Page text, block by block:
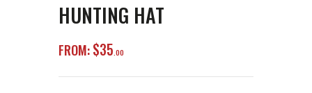
HUNTING HAT
FROM:$35 00